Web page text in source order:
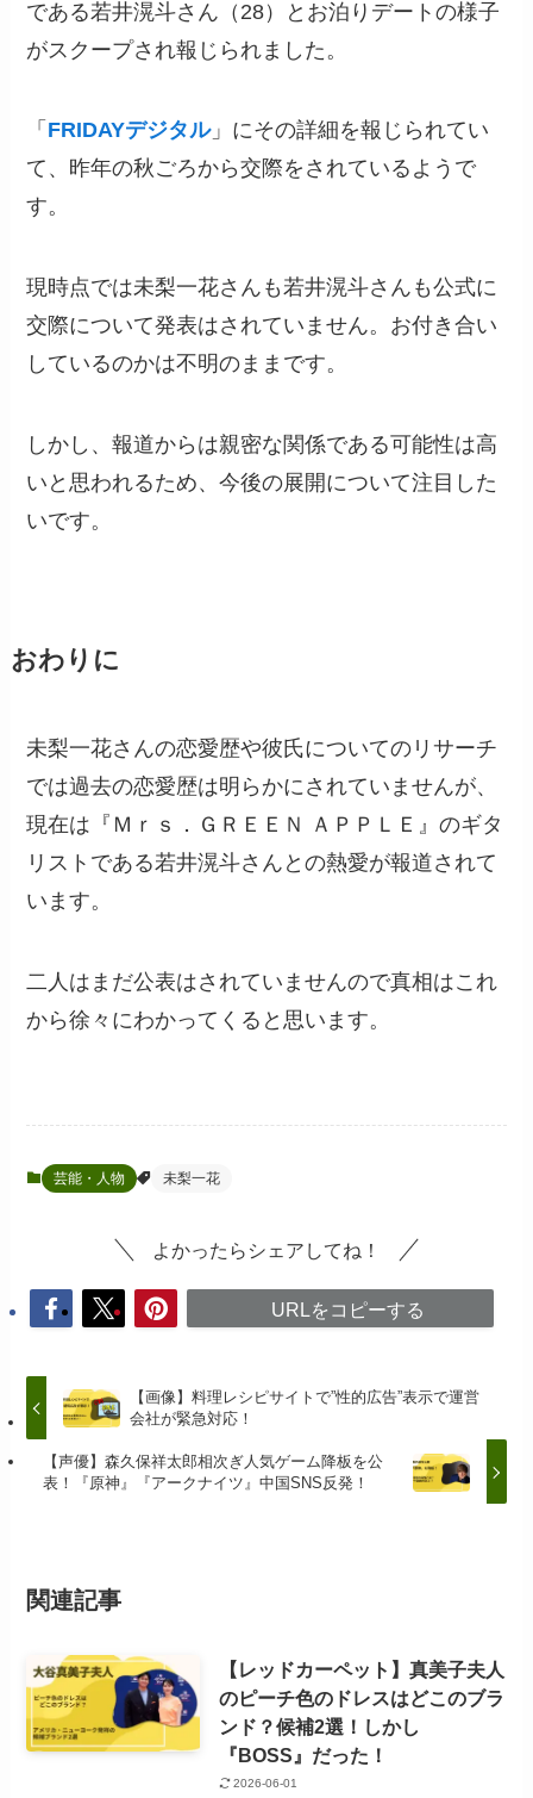
である若井滉斗さん（28）とお泊りデートの様子
がスクープされ報じられました。
「 FRIDAYデジタル」にその詳細を報じられてい
て、昨年の秋ごろから交際をされているようで
す。
現時点では未梨一花さんも若井滉斗さんも公式に
交際について発表はされていません。お付き合い
しているのかは不明のままです。
しかし、報道からは親密な関係である可能性は高
いと思われるため、今後の展開について注目した
いです。
おわりに
未梨一花さんの恋愛歴や彼氏についてのリサーチ
では過去の恋愛歴は明らかにされていませんが、
現在は『Ｍｒｓ．ＧＲＥＥＮ ＡＰＰＬＥ』のギタ
リストである若井滉斗さんとの熱愛が報道されて
います。
二人はまだ公表はされていませんので真相はこれ
から徐々にわかってくると思います。
芸能・人物 未梨一花
よかったらシェアしてね！
URLをコピーする
【画像】料理レシピサイトで”性的広告”表示で運営
会社が緊急対応！
【声優】森久保祥太郎相次ぎ人気ゲーム降板を公
表！『原神』『アークナイツ』中国SNS反発！
関連記事
【レッドカーペット】真美子夫人
のピーチ色のドレスはどこのブラ
ンド？候補2選！しかし
『BOSS』だった！
2026-06-01